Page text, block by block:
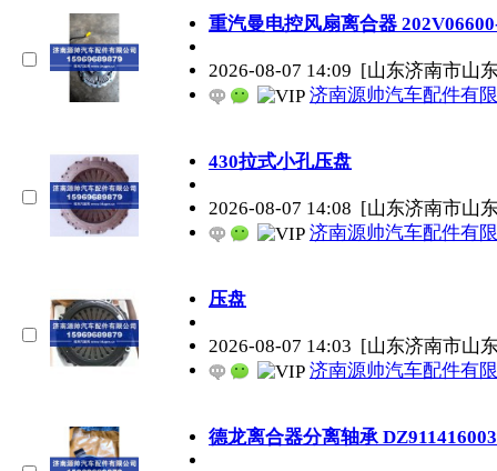
重汽曼电控风扇离合器
2026-08-07 14:09 [山东济南市山
济南源帅汽车配件有
430拉式小孔压盘
2026-08-07 14:08 [山东济南市山
济南源帅汽车配件有
压盘
2026-08-07 14:03 [山东济南市山
济南源帅汽车配件有
德龙离合器分离轴承